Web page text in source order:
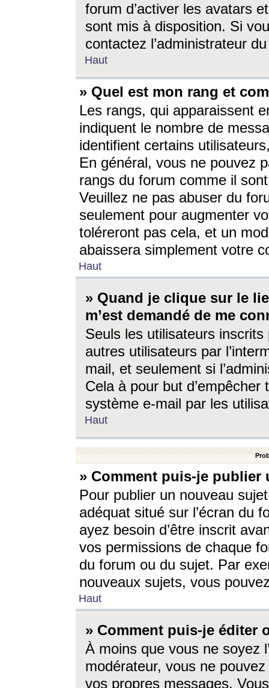
forum d’activer les avatars
sont mis à disposition. Si
contactez l’administrateur
Haut
» Quel est mon rang et
Les rangs, qui apparaissent
indiquent le nombre de
identifient certains
En général, vous ne pouvez
rangs du forum comme il
Veuillez ne pas abuser du
seulement pour augmenter
toléreront pas cela, et un
abaissera simplement votre
Haut
» Quand je clique sur le
m’est demandé de me
Seuls les utilisateurs
autres utilisateurs par
mail, et seulement si
Cela à pour but
système e-mail par les
Haut
» Comment puis-je
Pour publier un nouveau
adéquat situé sur l’écran du
ayez besoin d’être inscrit
vos permissions de chaque
du forum ou du sujet. Par
nouveaux sujets, vous
Haut
» Comment puis-je éditer
À moins que vous ne soyez
modérateur, vous ne
vos propres messages.